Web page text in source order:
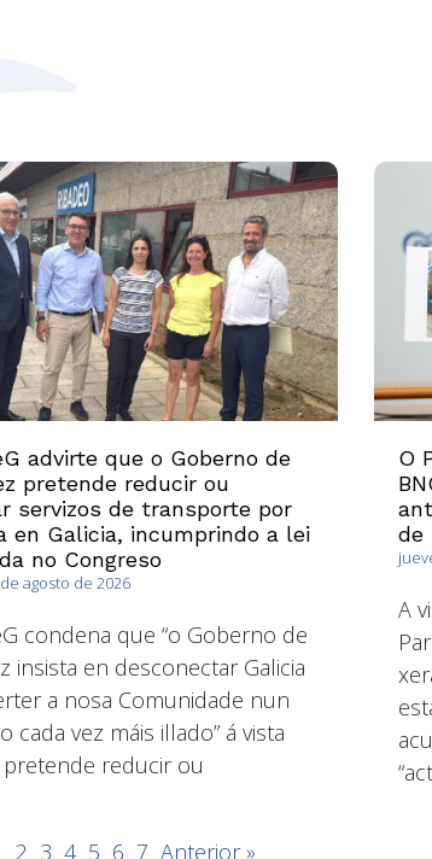
advirte que o Goberno de
pretende reducir ou
servizos de transporte por
en Galicia, incumprindo a lei
no Congreso
agosto de 2026
condena que “o Goberno de
insista en desconectar Galicia
a nosa Comunidade nun
cada vez máis illado” á vista
reducir ou
O
de
A
2 3 4 5 6 7 Anterior »